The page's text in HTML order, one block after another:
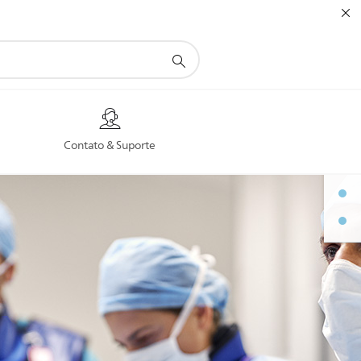
Contato & Suporte